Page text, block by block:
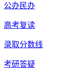
公办民办
高考复读
录取分数线
考研答疑